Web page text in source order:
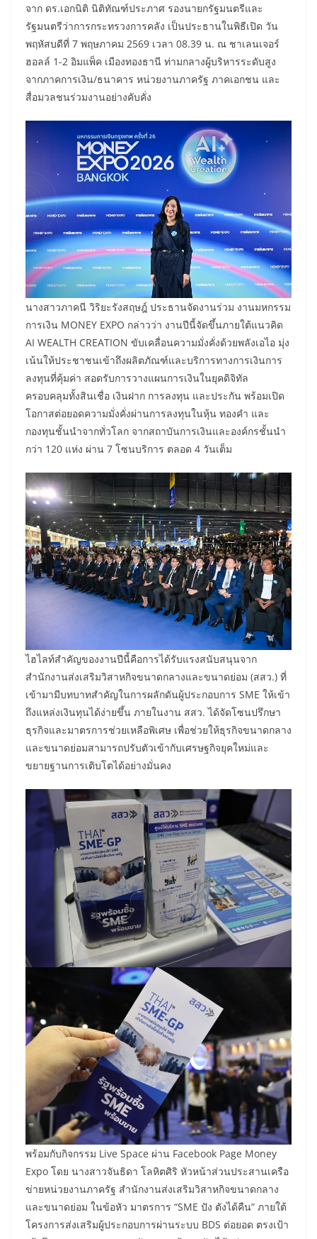
จาก ดร.เอกนิติ นิติทัณฑ์ประภาศ รองนายกรัฐมนตรีและ
รัฐมนตรีว่าการกระทรวงการคลัง เป็นประธานในพิธีเปิด วัน
พฤหัสบดีที่ 7 พฤษภาคม 2569 เวลา 08.39 น. ณ ชาเลนเจอร์
ฮอลล์ 1-2 อิมแพ็ค เมืองทองธานี ท่ามกลางผู้บริหารระดับสูง
จากภาคการเงิน/ธนาคาร หน่วยงานภาครัฐ ภาคเอกชน และ
สื่อมวลชนร่วมงานอย่างคับคั่ง
นางสาวภาคนี วิริยะรังสฤษฎ์ ประธานจัดงานร่วม งานมหกรรม
การเงิน MONEY EXPO กล่าวว่า งานปีนี้จัดขึ้นภายใต้แนวคิด
AI WEALTH CREATION ขับเคลื่อนความมั่งคั่งด้วยพลังเอไอ มุ่ง
เน้นให้ประชาชนเข้าถึงผลิตภัณฑ์และบริการทางการเงินการ
ลงทุนที่คุ้มค่า สอดรับการวางแผนการเงินในยุคดิจิทัล
ครอบคลุมทั้งสินเชื่อ เงินฝาก การลงทุน และประกัน พร้อมเปิด
โอกาสต่อยอดความมั่งคั่งผ่านการลงทุนในหุ้น ทองคำ และ
กองทุนชั้นนำจากทั่วโลก จากสถาบันการเงินและองค์กรชั้นนำ
กว่า 120 แห่ง ผ่าน 7 โซนบริการ ตลอด 4 วันเต็ม
ไฮไลท์สำคัญของงานปีนี้คือการได้รับแรงสนับสนุนจาก
สำนักงานส่งเสริมวิสาหกิจขนาดกลางและขนาดย่อม (สสว.) ที่
เข้ามามีบทบาทสำคัญในการผลักดันผู้ประกอบการ SME ให้เข้า
ถึงแหล่งเงินทุนได้ง่ายขึ้น ภายในงาน สสว. ได้จัดโซนปรึกษา
ธุรกิจและมาตรการช่วยเหลือพิเศษ เพื่อช่วยให้ธุรกิจขนาดกลาง
และขนาดย่อมสามารถปรับตัวเข้ากับเศรษฐกิจยุคใหม่และ
ขยายฐานการเติบโตได้อย่างมั่นคง
พร้อมกับกิจกรรม Live Space ผ่าน Facebook Page Money
Expo โดย นางสาวจันธิดา โลหิตศิริ หัวหน้าส่วนประสานเครือ
ข่ายหน่วยงานภาครัฐ สำนักงานส่งเสริมวิสาหกิจขนาดกลาง
และขนาดย่อม ในข้อหัว มาตรการ “SME ปัง ตังได้คืน” ภายใต้
โครงการส่งเสริมผู้ประกอบการผ่านระบบ BDS ต่อยอด ตรงเป้า